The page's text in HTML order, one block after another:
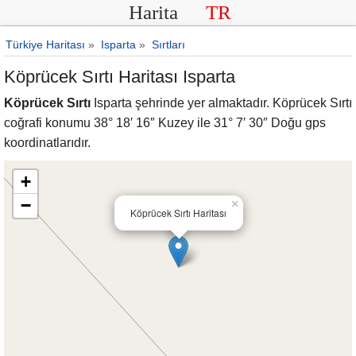
Harita TR
Türkiye Haritası » Isparta » Sırtları
Köprücek Sırtı Haritası Isparta
Köprücek Sırtı Isparta şehrinde yer almaktadır. Köprücek Sırtı
coğrafi konumu 38° 18′ 16″ Kuzey ile 31° 7′ 30″ Doğu gps
koordinatlarıdır.
Köprücek Sırtı Haritası
×
+
−